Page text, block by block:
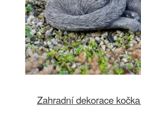
Zahradní dekorace